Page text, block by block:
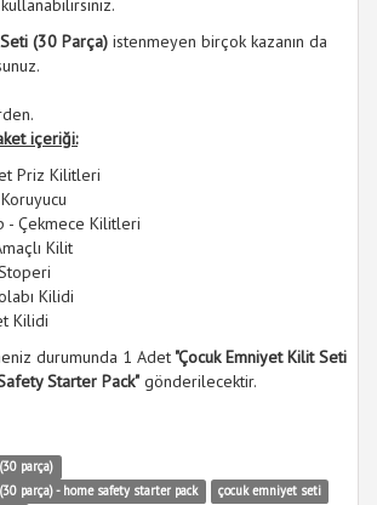
(30 Parça) istenmeyen birçok kazanın da
içeriği:
Priz Kilitleri
- Çekmece Kilitleri
Kilit
Kilidi
Kilidi
durumunda 1 Adet "Çocuk Emniyet Kilit Seti
Starter Pack" gönderilecektir.
parça)
parça) - home safety starter pack
çocuk emniyet seti